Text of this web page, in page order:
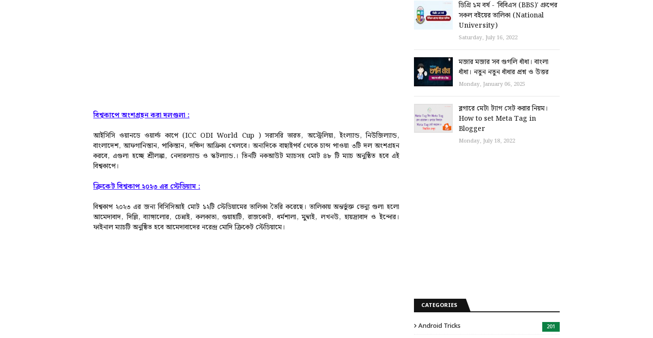
বিশ্বকাপে অংশগ্রহন করা দলগুলা :
আইসিসি ওয়ানডে ওয়ার্ল্ড কাপে (ICC ODI World Cup ) সরাসরি ভারত, অস্ট্রেলিয়া, ইংল্যান্ড, নিউজিল্যান্ড,
বাংলাদেশ, আফগানিস্তান, পাকিস্তান, দক্ষিণ আফ্রিকা খেলবে। অন্যদিকে বাছাইপর্ব থেকে চান্স পাওয়া ৩টি দল অংশগ্রহন
করবে, এগুলা হচ্ছে শ্রীলঙ্কা, নেদারল্যান্ড ও স্কটল্যান্ড.। তিনটি নকআউট ম্যাচসহ মোট ৪৮ টি ম্যাচ অনুষ্ঠিত হবে এই
বিশ্বকাপে।
ক্রিকেট বিশ্বকাপ ২০২৩ এর স্টেডিয়াম :
বিশ্বকাপ ২০২৩ এরজন্য বিসিসিআই মোট ১২টি স্টেডিয়ামের তালিকা তৈরি করেছে। তালিকায় অন্তর্ভুক্ত ভেন্যু গুলা হলো
আমেদাবাদ, দিল্লি, ব্যাঙ্গালোর, চেন্নাই, কলকাতা, গুয়াহাটি, রাজকোট, ধর্মশালা, মুম্বাই, লখনউ, হায়দ্রাবাদ ও ইন্দোর।
ফাইনাল ম্যাচটি অনুষ্ঠিত হবে আমেদাবাদের নরেন্দ্র মোদি ক্রিকেট স্টেডিয়ামে।
ডিগ্রি ১ম বর্ষ - 'বিবিএস (BBS)' গ্রুপের
সকল বইয়ের তালিকা (National
University)
Saturday, July 16, 2022
মজার মজার সব গুগলি ধাঁধা। বাংলা
ধাঁধা। নতুন নতুন ধাঁধার প্রশ্ন ও উত্তর
Monday, January 06, 2025
ব্লগারে মেটা ট্যাগ সেট করার নিয়ম।
How to set Meta Tag in
Blogger
Monday, July 18, 2022
CATEGORIES
Android Tricks 201